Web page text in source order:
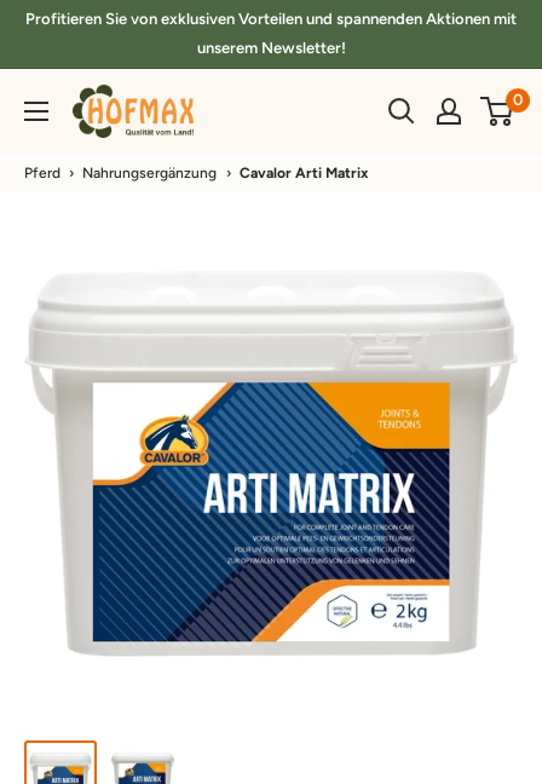
DirektProfitieren Sie von exklusiven Vorteilen und spannenden Aktionen mit
unserem Newsletter!
hofmax.de 0
Pferd › Nahrungsergänzung › Cavalor Arti Matrix